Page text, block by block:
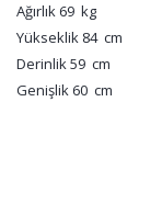
Ağırlık 69 kg
Yükseklik 84 cm
Derinlik 59 cm
Genişlik 60 cm